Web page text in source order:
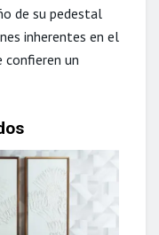
de su pedestal
inherentes en el
un